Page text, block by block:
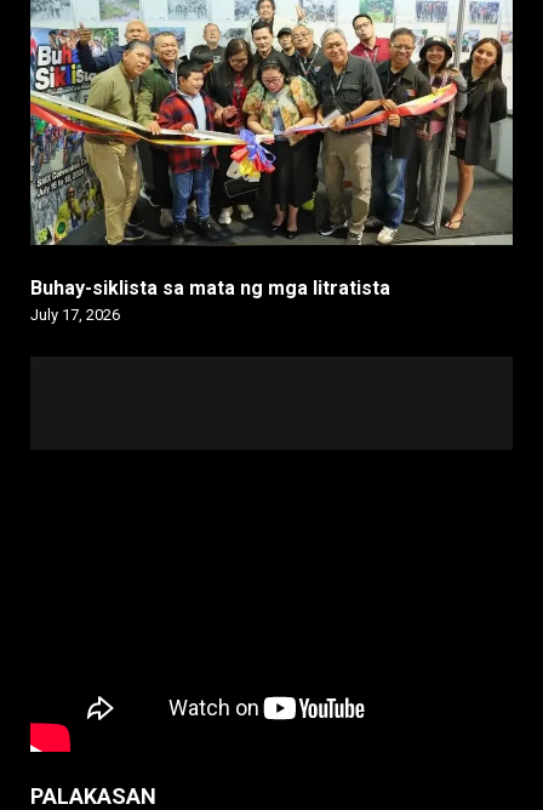
Buhay-siklista sa mata ng mga litratista
July 17, 2026
PALAKASAN